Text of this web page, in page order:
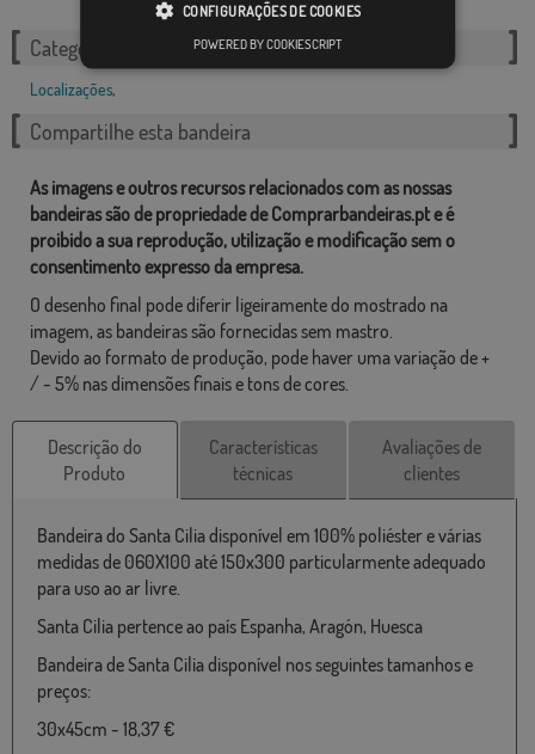
Categorias relacionadas:
Localizações,
Compartilhe esta bandeira
As imagens e outros recursos relacionados com as nossas
bandeiras são de propriedade de Comprarbandeiras.pt e é
proibido a sua reprodução, utilização e modificação sem o
consentimento expresso da empresa.
O desenho final pode diferir ligeiramente do mostrado na
imagem, as bandeiras são fornecidas sem mastro.
Devido ao formato de produção, pode haver uma variação de +
/ - 5% nas dimensões finais e tons de cores.
Descrição do
Produto
Características
técnicas
Avaliações de
clientes
Bandeira do Santa Cilia disponível em 100% poliéster e várias
medidas de 060X100 até 150x300 particularmente adequado
para uso ao ar livre.
Santa Cilia pertence ao país Espanha, Aragón, Huesca
Bandeira de Santa Cilia disponível nos seguintes tamanhos e
preços:
30x45cm - 18,37 €
CONFIGURAÇÕES DE COOKIES
POWERED BY COOKIESCRIPT